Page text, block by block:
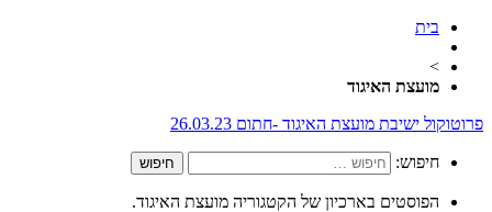
בית
>
מועצת האיגוד
פרוטוקול ישיבת מועצת האיגוד -חתום 26.03.23
חיפוש:
הפוסטים בארכיון של הקטגוריה מועצת האיגוד.